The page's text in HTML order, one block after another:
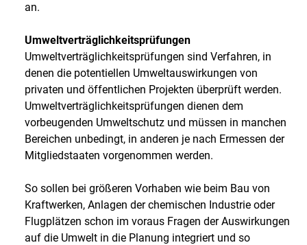
an.
Umweltverträglichkeitsprüfungen
Umweltverträglichkeitsprüfungen sind Verfahren, in
denen die potentiellen Umweltauswirkungen von
privaten und öffentlichen Projekten überprüft werden.
Umweltverträglichkeitsprüfungen dienen dem
vorbeugenden Umweltschutz und müssen in manchen
Bereichen unbedingt, in anderen je nach Ermessen der
Mitgliedstaaten vorgenommen werden.
So sollen bei größeren Vorhaben wie beim Bau von
Kraftwerken, Anlagen der chemischen Industrie oder
Flugplätzen schon im voraus Fragen der Auswirkungen
auf die Umwelt in die Planung integriert und so